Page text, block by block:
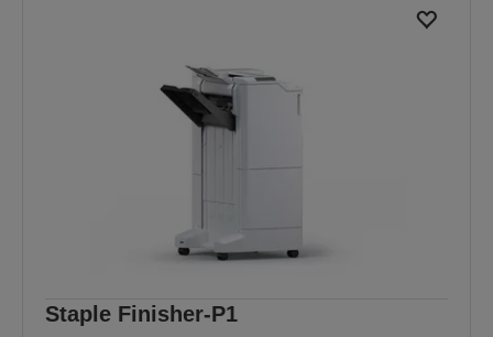
Staple Finisher-P1